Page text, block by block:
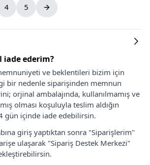
4 5
iade ederim?
ve beklentileri bizim için
bir nedenle siparişinden memnun
orjinal ambalajında, kullanılmamış ve
olması koşuluyla teslim aldığın
gün içinde iade edebilirsin.
giriş yaptıktan sonra "Siparişlerim"
ulaşarak "Sipariş Destek Merkezi"